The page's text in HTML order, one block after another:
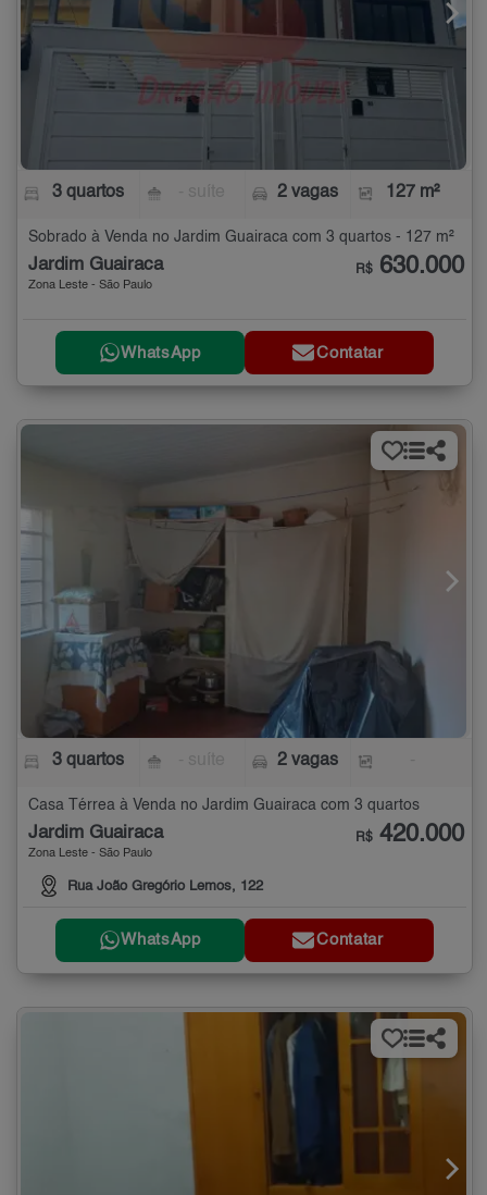
3 quartos 2 vagas 127 m²
Sobrado à Venda no Jardim Guairaca com 3 quartos - 127 m²
Jardim Guairaca
Zona Leste - São Paulo
R$ 630.000
WhatsApp Contatar
3 quartos 2 vagas
Casa Térrea à Venda no Jardim Guairaca com 3 quartos
Jardim Guairaca
Zona Leste - São Paulo
Rua João Gregório Lemos, 122
R$ 420.000
WhatsApp Contatar